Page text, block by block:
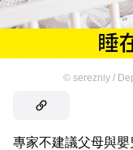
© serezniy /
專家不建議父母與